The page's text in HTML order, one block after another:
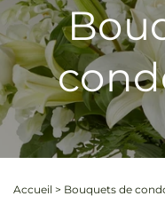
Accueil > Bouquets de